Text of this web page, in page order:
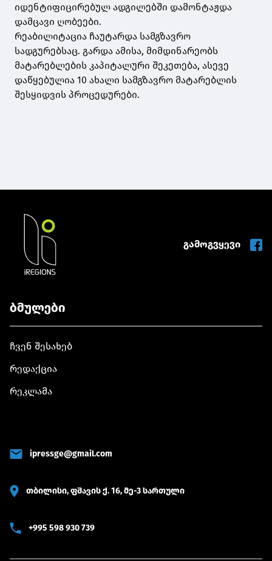
იდენტიფიცირებულ ადგილებში დამონტაჟდა
დამცავი ღობეები.
რეაბილიტაცია ჩაუტარდა სამგზავრო
სადგურებსაც. გარდა ამისა, მიმდინარეობს
მატარებლების კაპიტალური შეკეთება, ასევე
დაწყებულია 10 ახალი სამგზავრო მატარებლის
შესყიდვის პროცედურები.
გამოგვყევი
ბმულები
ჩვენ შესახებ
რედაქცია
რეკლამა
ipressge@gmail.com
თბილისი, ფშავის ქ. 16, მე-3 სართული
+995 598 930 739